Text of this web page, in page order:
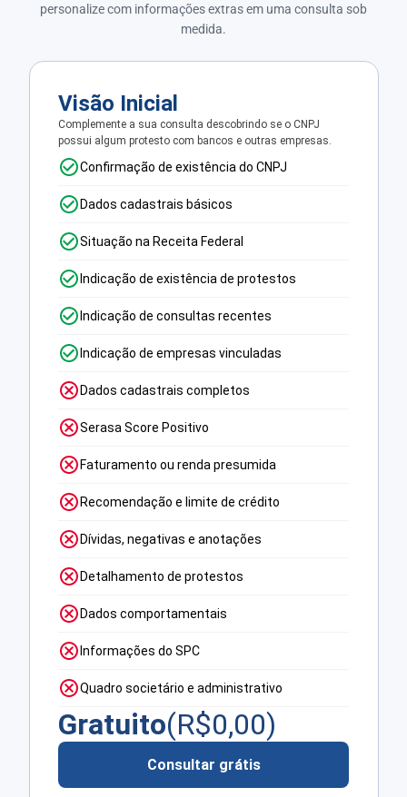
personalize com informações extras em uma consulta sob
medida.
Visão Inicial
Complemente a sua consulta descobrindo se o CNPJ
possui algum protesto com bancos e outras empresas.
Confirmação de existência do CNPJ
Dados cadastrais básicos
Situação na Receita Federal
Indicação de existência de protestos
Indicação de consultas recentes
Indicação de empresas vinculadas
Dados cadastrais completos
Serasa Score Positivo
Faturamento ou renda presumida
Recomendação e limite de crédito
Dívidas, negativas e anotações
Detalhamento de protestos
Dados comportamentais
Informações do SPC
Quadro societário e administrativo
Gratuito(R$0,00)
Consultar grátis